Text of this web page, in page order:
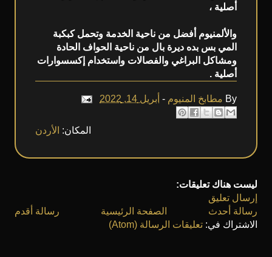
أصلية ،
والألمنيوم أفضل من ناحية الخدمة وتحمل كبكبة
المي بس بده ديرة بال من ناحية الحواف الحادة
ومشاكل البراغي والفصالات واستخدام إكسسوارات
أصلية .
By مطابخ المنيوم - أبريل 14, 2022
المكان: الأردن
ليست هناك تعليقات:
إرسال تعليق
رسالة أحدث
رسالة أقدم
الصفحة الرئيسية
الاشتراك في: تعليقات الرسالة (Atom)